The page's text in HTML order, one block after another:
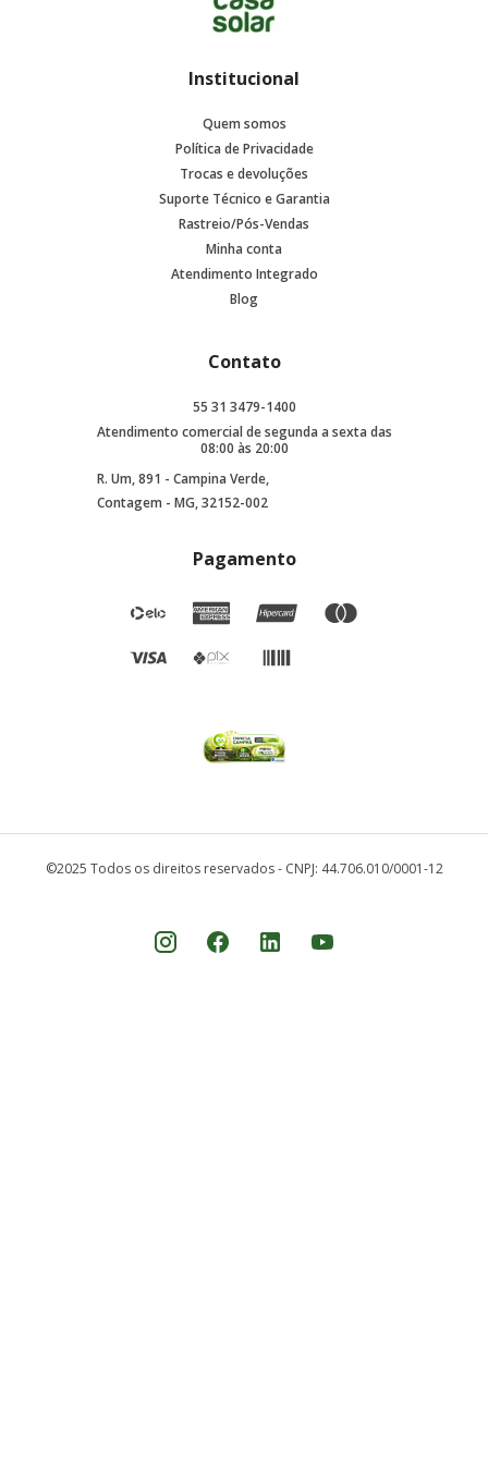
Institucional
Quem somos
Política de Privacidade
Trocas e devoluções
Suporte Técnico e Garantia
Rastreio/Pós-Vendas
Minha conta
Atendimento Integrado
Blog
Contato
55 31 3479-1400
Atendimento comercial de segunda a sexta das
08:00 às 20:00
R. Um, 891 - Campina Verde,
Contagem - MG, 32152-002
Pagamento
©2025 Todos os direitos reservados - CNPJ: 44.706.010/0001-12